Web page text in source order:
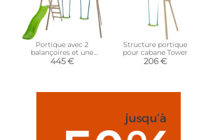
Portique avec 2
balançoires et une
glissière Forest
445 €
Structure portique
pour cabane Tower
206 €